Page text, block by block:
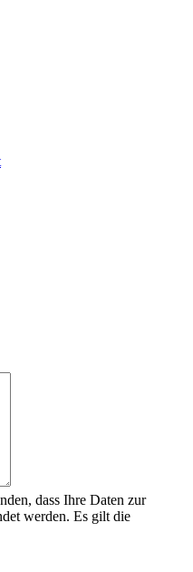
dass Ihre Daten zur
werden. Es gilt die